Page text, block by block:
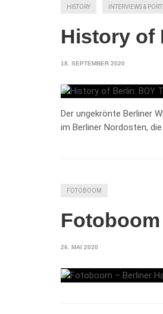
HISTORY INTERVIEWS &
History of
18. SEPTEMBER 2020
Der ungekrönte Berliner
im Berliner Nordosten,
FOTOBOOM
26. MAI 2020